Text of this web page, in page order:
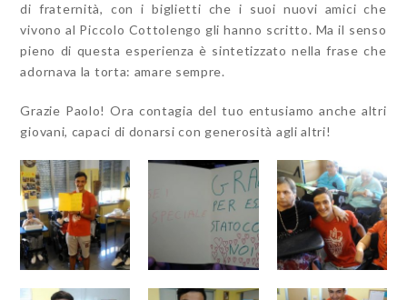
di fraternità, con i biglietti che i suoi nuovi amici che
vivono al Piccolo Cottolengo gli hanno scritto. Ma il senso
pieno di questa esperienza è sintetizzato nella frase che
adornava la torta: amare sempre.
Grazie Paolo! Ora contagia del tuo entusiamo anche altri
giovani, capaci di donarsi con generosità agli altri!